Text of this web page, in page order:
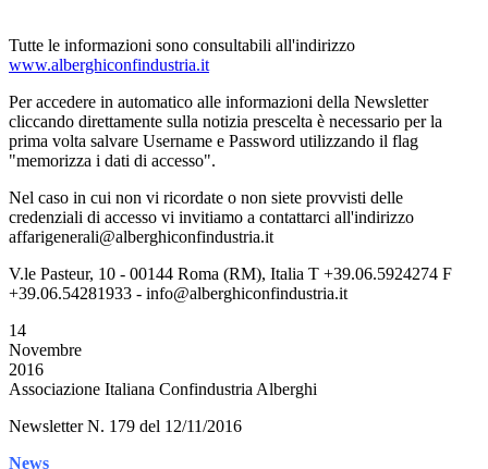
Tutte le informazioni sono consultabili all'indirizzo
www.alberghiconfindustria.it
Per accedere in automatico alle informazioni della Newsletter
cliccando direttamente sulla notizia prescelta è necessario per la
prima volta salvare Username e Password utilizzando il flag
"memorizza i dati di accesso".
Nel caso in cui non vi ricordate o non siete provvisti delle
credenziali di accesso vi invitiamo a contattarci all'indirizzo
affarigenerali@alberghiconfindustria.it
V.le Pasteur, 10 - 00144 Roma (RM), Italia T +39.06.5924274 F
+39.06.54281933 - info@alberghiconfindustria.it
14
Novembre
2016
Associazione Italiana Confindustria Alberghi
Newsletter N. 179 del 12/11/2016
News